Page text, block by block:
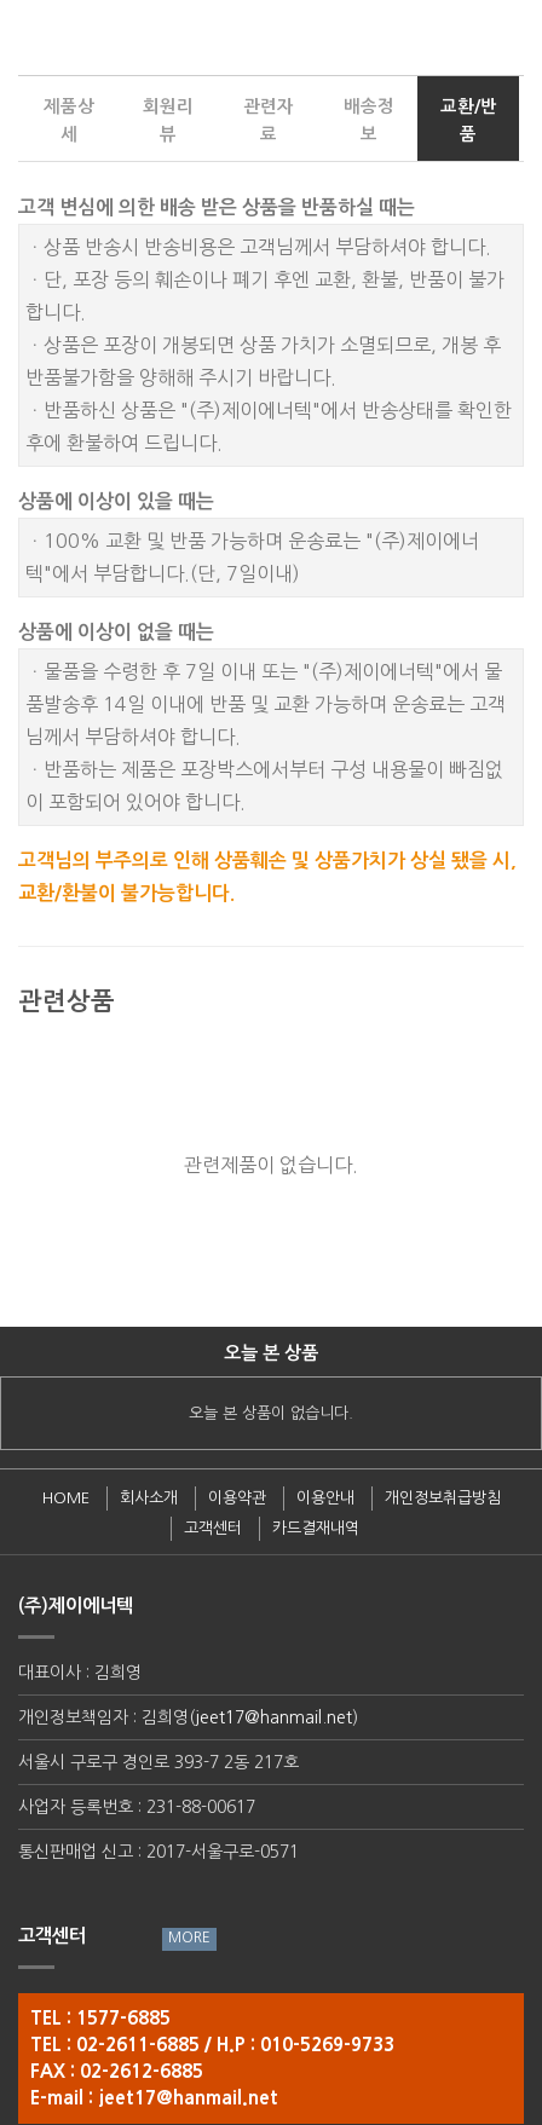
제품상
세
회원리
뷰
관련자
료
배송정
보
교환/반
품
고객 변심에 의한 배송 받은 상품을 반품하실 때는
ㆍ상품 반송시 반송비용은 고객님께서 부담하셔야 합니다.
ㆍ단, 포장 등의 훼손이나 폐기 후엔 교환, 환불, 반품이 불가
합니다.
ㆍ상품은 포장이 개봉되면 상품 가치가 소멸되므로, 개봉 후
반품불가함을 양해해 주시기 바랍니다.
ㆍ반품하신 상품은 "(주)제이에너텍"에서 반송상태를 확인한
후에 환불하여 드립니다.
상품에 이상이 있을 때는
ㆍ100% 교환 및 반품 가능하며 운송료는 "(주)제이에너
텍"에서 부담합니다.(단, 7일이내)
상품에 이상이 없을 때는
ㆍ물품을 수령한 후 7일 이내 또는 "(주)제이에너텍"에서 물
품발송후 14일 이내에 반품 및 교환 가능하며 운송료는 고객
님께서 부담하셔야 합니다.
ㆍ반품하는 제품은 포장박스에서부터 구성 내용물이 빠짐없
이 포함되어 있어야 합니다.
고객님의 부주의로 인해 상품훼손 및 상품가치가 상실 됐을 시,
교환/환불이 불가능합니다.
관련상품
관련제품이 없습니다.
오늘 본 상품
오늘 본 상품이 없습니다.
HOME 회사소개 이용약관 이용안내
개인정보취급방침
고객센터
카드결재내역
(주)제이에너텍
대표이사 : 김희영
개인정보책임자 : 김희영( jeet17@hanmail.net)
서울시 구로구 경인로 393-7 2동 217호
사업자 등록번호 : 231-88-00617
통신판매업 신고 : 2017-서울구로-0571
고객센터
TEL : 1577-6885
TEL : 02-2611-6885 / H.P : 010-5269-9733
FAX : 02-2612-6885
E-mail : jeet17@hanmail.net